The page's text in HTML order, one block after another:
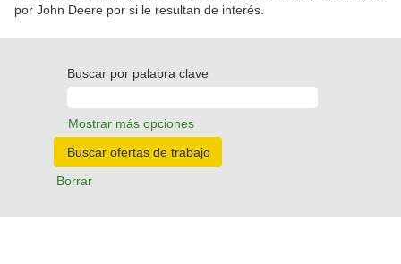
por John Deere por si le resultan de interés.
Buscar por palabra clave
Mostrar más opciones
Borrar